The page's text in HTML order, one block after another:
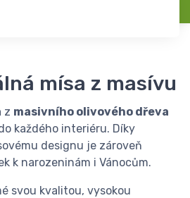
mísa z masívu
z masivního olivového dřeva
každého interiéru. Díky
designu je zároveň
k narozeninám i Vánocům.
svou kvalitou, vysokou